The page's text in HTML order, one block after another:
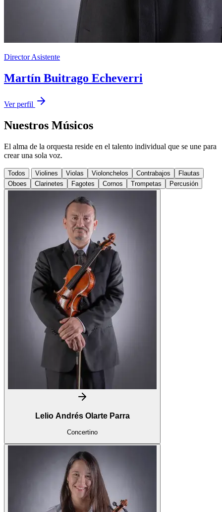
Director Asistente
Martín Buitrago Echeverri
Ver perfil
Nuestros Músicos
El alma de la orquesta reside en el talento individual que se une para
crear una sola voz.
Todos Violines Violas Violonchelos Contrabajos
Flautas
Oboes
Clarinetes Fagotes Cornos Trompetas Percusión
Lelio Andrés Olarte Parra
Concertino